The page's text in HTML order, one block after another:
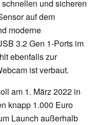
und sicheren
auf dem
moderne
3.2 Gen 1-Ports im
ebenfalls zur
ist verbaut.
am 1. März 2022 in
knapp 1.000 Euro
Launch außerhalb